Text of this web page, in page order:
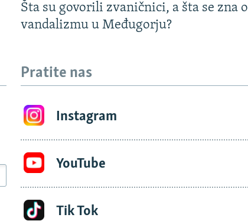
Šta su govorili zvaničnici, a šta se zna o
vandalizmu u Međugorju?
Pratite nas
Instagram
YouTube
Tik Tok